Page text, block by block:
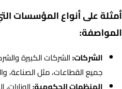
أمثلة على أنواع المؤسسات
المواصفة:
الشركات:الشركات الكبيرة
جميع القطاعات، مثل الصناعة،